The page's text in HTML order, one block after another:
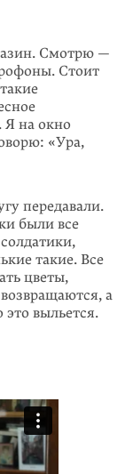
Смотрю —
Стоит
Я на окно
«Ура,
переда­вали.
были все
такие. Все
цветы,
а
это выльется.